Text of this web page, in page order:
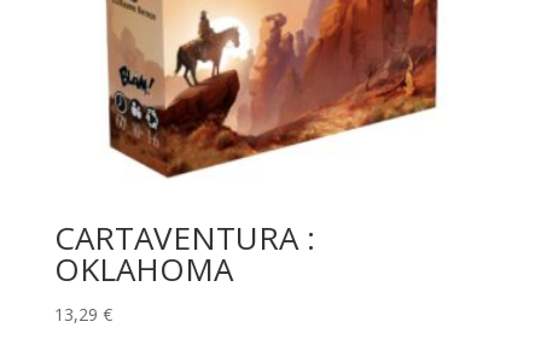
CARTAVENTURA :
OKLAHOMA
13,29 €